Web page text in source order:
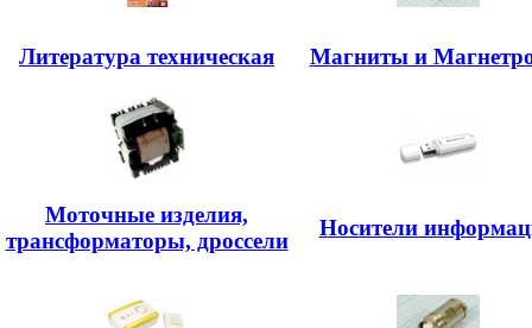
Литература техническая Магниты и
Моточные изделия,
трансформаторы, дроссели
Носители